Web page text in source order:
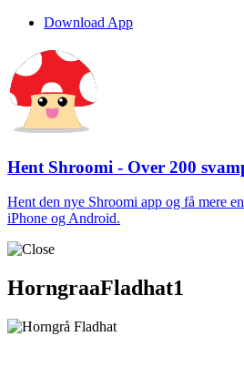
Download App
Hent Shroomi - Over 200
Hent den nye Shroomi app og få mere
iPhone og Android.
HorngraaFladhat1